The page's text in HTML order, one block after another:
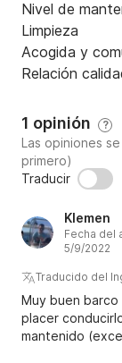
Nivel de
Limpieza
Acogida y
Relación
1 opinión ?
Las opiniones
primero)
Traducir
Klemen
Fecha del
5/9/2022
Traducido del
Muy buen barco
placer
mantenido